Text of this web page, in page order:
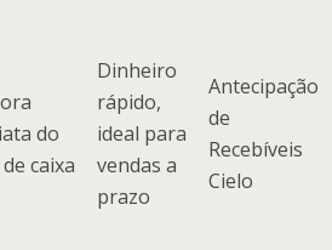
do
caixa
Dinheiro
rápido,
ideal para
vendas a
prazo
Antecipação
de
Recebíveis
Cielo